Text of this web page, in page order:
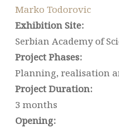
Marko Todorovic
Exhibition Site:
Serbian Academy of
Project Phases:
Planning, realisation
Project Duration:
3 months
Opening: